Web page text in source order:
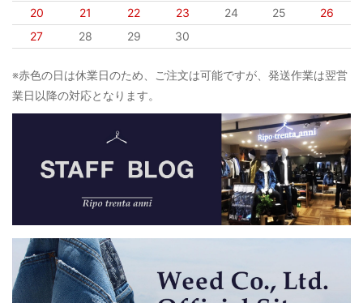
20
21 22 23 24 25
26
27
28 29 30
※赤色の日は休業日のため、ご注文は可能ですが、発送作業は翌営
業日以降の対応となります。